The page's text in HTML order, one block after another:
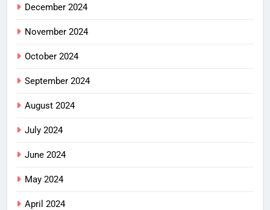
December 2024
November 2024
October 2024
September 2024
August 2024
July 2024
June 2024
May 2024
April 2024